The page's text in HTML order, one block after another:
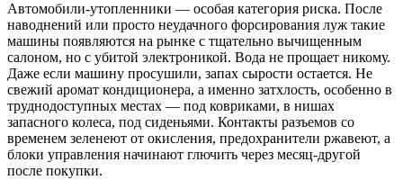
Автомобили-утопленники — особая категория риска. После
наводнений или просто неудачного форсирования луж такие
машины появляются на рынке с тщательно вычищенным
салоном, но с убитой электроникой. Вода не прощает никому.
Даже если машину просушили, запах сырости остается. Не
свежий аромат кондиционера, а именно затхлость, особенно в
труднодоступных местах — под ковриками, в нишах
запасного колеса, под сиденьями. Контакты разъемов со
временем зеленеют от окисления, предохранители ржавеют, а
блоки управления начинают глючить через месяц-другой
после покупки.